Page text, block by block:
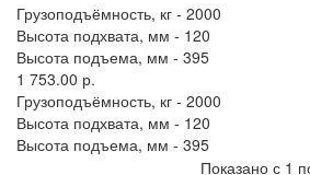
Грузоподъёмность, кг - 2000
Высота подхвата, мм - 120
Высота подъема, мм - 395
1 753.00 р.
Грузоподъёмность, кг - 2000
Высота подхвата, мм - 120
Высота подъема, мм - 395
Показано с 1